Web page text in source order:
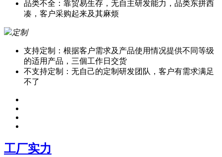
品类不全：靠贸易生存，无自主研发能力，品类东拼西
凑，客户采购起来及其麻烦
定制
支持定制：根据客户需求及产品使用情况提供不同等级
的适用产品，三個工作日交货
不支持定制：无自己的定制研发团队，客户有需求满足
不了
工厂实力